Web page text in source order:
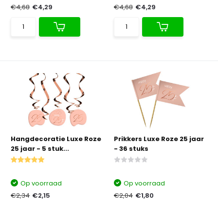
€4,68 €4,29
€4,68 €4,29
Hangdecoratie Luxe Roze
25 jaar - 5 stuk...
Op voorraad
€2,34 €2,15
Prikkers Luxe Roze 25 jaar
- 36 stuks
Op voorraad
€2,04 €1,80